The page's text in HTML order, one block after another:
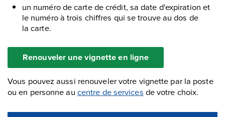
un numéro de carte de crédit, sa date d'expiration et
le numéro à trois chiffres qui se trouve au dos de
la carte.
Renouveler une vignette en ligne
Vous pouvez aussi renouveler votre vignette par la poste
ou en personne au centre de services de votre choix.